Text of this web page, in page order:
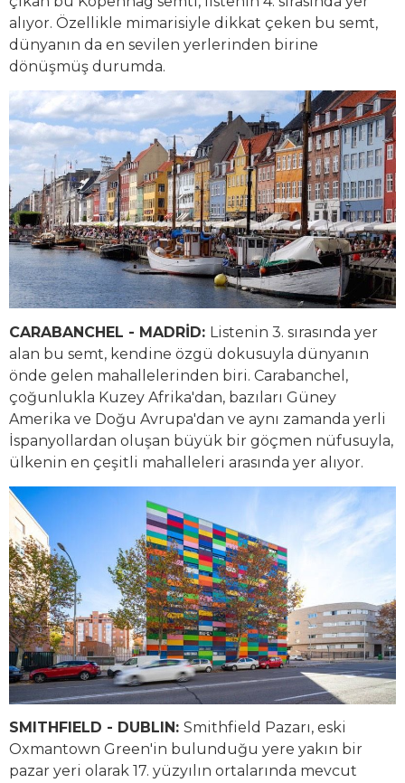
alıyor. Özellikle mimarisiyle dikkat çeken bu semt,
dünyanın da en sevilen yerlerinden birine
dönüşmüş durumda.
CARABANCHEL - MADRİD: Listenin 3. sırasında yer
alan bu semt, kendine özgü dokusuyla dünyanın
önde gelen mahallelerinden biri. Carabanchel,
çoğunlukla Kuzey Afrika'dan, bazıları Güney
Amerika ve Doğu Avrupa'dan ve aynı zamanda yerli
İspanyollardan oluşan büyük bir göçmen nüfusuyla,
ülkenin en çeşitli mahalleleri arasında yer alıyor.
SMITHFIELD - DUBLIN: Smithfield Pazarı, eski
Oxmantown Green'in bulunduğu yere yakın bir
pazar yeri olarak 17. yüzyılın ortalarında mevcut